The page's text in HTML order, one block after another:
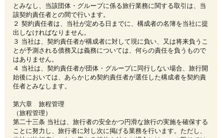
とみなし、当該団体・グループに係る旅行業務に関する取引は、当
該契約責任者との間で行います。
２ 契約責任者は、当社が定める日までに、構成者の名簿を当社に提
出しなければなりません。
３ 当社は、契約責任者が構成者に対して現に負い、又は将来負うこ
とが予測される債務又は義務については、何らの責任を負うもので
はありません。
４ 当社は、契約責任者が団体・グループに同行しない場合、旅行開
始後においては、あらかじめ契約責任者が選任した構成者を契約責
任者とみなします。
第六章 旅程管理
（旅程管理）
第二十三条 当社は、旅行者の安全かつ円滑な旅行の実施を確保する
ことに努力し、旅行者に対し次に掲げる業務を行います。ただし、